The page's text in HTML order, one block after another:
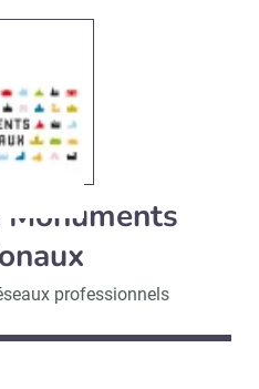
professionnels